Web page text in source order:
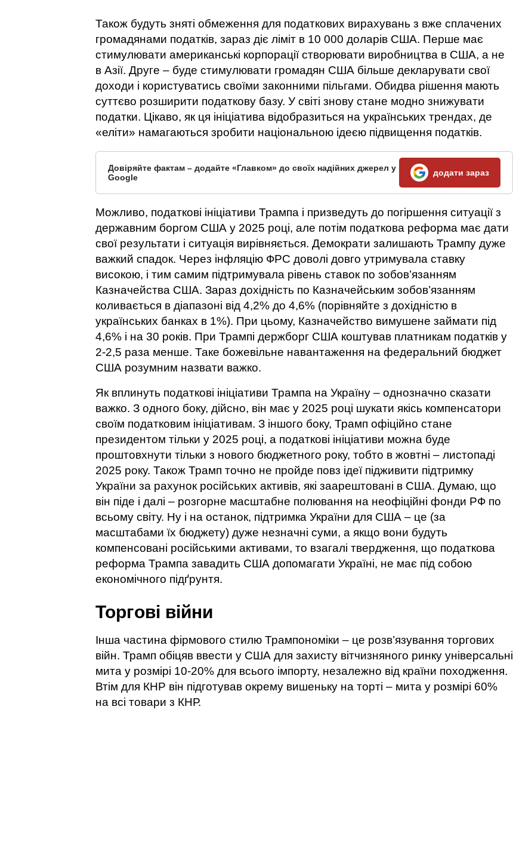
Також будуть зняті обмеження для податкових вирахувань з вже сплачених
громадянами податків, зараз діє ліміт в 10 000 доларів США. Перше має
стимулювати американські корпорації створювати виробництва в США, а не
в Азії. Друге – буде стимулювати громадян США більше декларувати свої
доходи і користуватись своїми законними пільгами. Обидва рішення мають
суттєво розширити податкову базу. У світі знову стане модно знижувати
податки. Цікаво, як ця ініціатива відобразиться на українських трендах, де
«еліти» намагаються зробити національною ідеєю підвищення податків.
Довіряйте фактам – додайте «Главком» до своїх надійних джерел у
Google
додати зараз
Можливо, податкові ініціативи Трампа і призведуть до погіршення ситуації з
державним боргом США у 2025 році, але потім податкова реформа має дати
свої результати і ситуація вирівняється. Демократи залишають Трампу дуже
важкий спадок. Через інфляцію ФРС доволі довго утримувала ставку
високою, і тим самим підтримувала рівень ставок по зобов’язанням
Казначейства США. Зараз дохідність по Казначейським зобов’язанням
коливається в діапазоні від 4,2% до 4,6% (порівняйте з дохідністю в
українських банках в 1%). При цьому, Казначейство вимушене займати під
4,6% і на 30 років. При Трампі держборг США коштував платникам податків у
2-2,5 раза менше. Таке божевільне навантаження на федеральний бюджет
США розумним назвати важко.
Як вплинуть податкові ініціативи Трампа на Україну – однозначно сказати
важко. З одного боку, дійсно, він має у 2025 році шукати якісь компенсатори
своїм податковим ініціативам. З іншого боку, Трамп офіційно стане
президентом тільки у 2025 році, а податкові ініціативи можна буде
проштовхнути тільки з нового бюджетного року, тобто в жовтні – листопаді
2025 року. Також Трамп точно не пройде повз ідеї підживити підтримку
України за рахунок російських активів, які заарештовані в США. Думаю, що
він піде і далі – розгорне масштабне полювання на неофіційні фонди РФ по
всьому світу. Ну і на останок, підтримка України для США – це (за
масштабами їх бюджету) дуже незначні суми, а якщо вони будуть
компенсовані російськими активами, то взагалі твердження, що податкова
реформа Трампа завадить США допомагати Україні, не має під собою
економічного підґрунтя.
Торгові війни
Інша частина фірмового стилю Трампономіки – це розв’язування торгових
війн. Трамп обіцяв ввести у США для захисту вітчизняного ринку універсальні
мита у розмірі 10-20% для всього імпорту, незалежно від країни походження.
Втім для КНР він підготував окрему вишеньку на торті – мита у розмірі 60%
на всі товари з КНР.